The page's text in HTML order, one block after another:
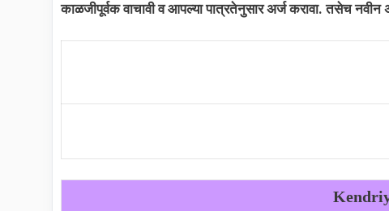
काळजीपूर्वक वाचावी व आपल्या पात्रतेनुसार अर्ज करावा.तसेच नवीन